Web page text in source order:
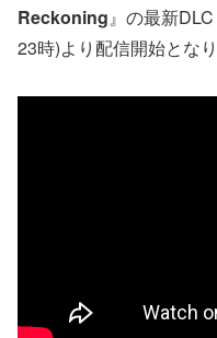
Reckoning』の最新
23時)より配信開始となり